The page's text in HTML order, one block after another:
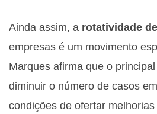
Ainda assim, a rotatividade
empresas é um movimento
Marques afirma que o
diminuir o número de casos
condições de ofertar